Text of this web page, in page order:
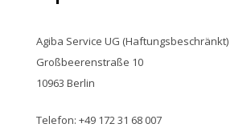
Agiba Service UG (Haftungsbeschränkt)
Großbeerenstraße 10
10963 Berlin
Telefon: +49 172 31 68 007